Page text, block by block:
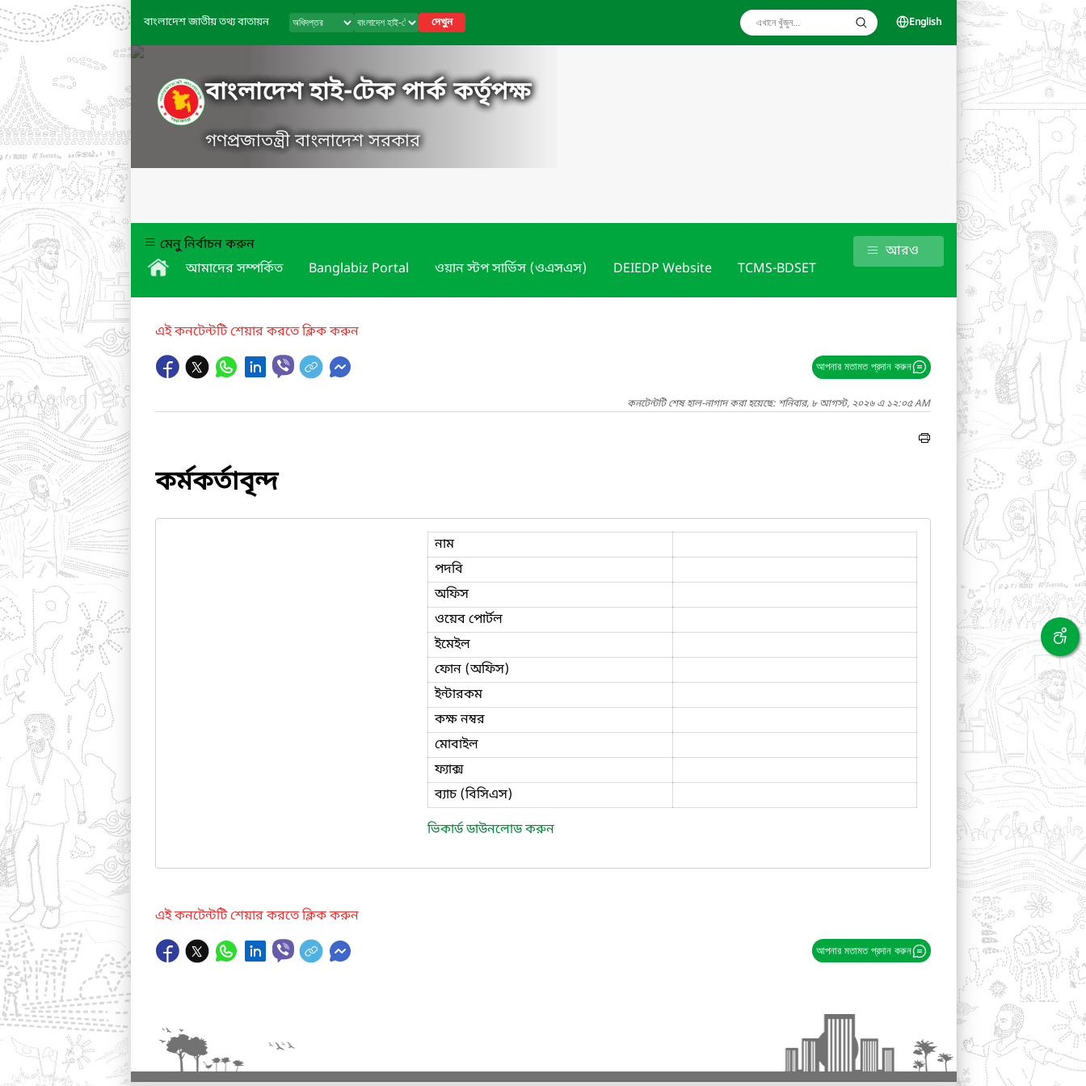
বাংলাদেশ জাতীয় তথ্য বাতায়ন দেখুন English
বাংলাদেশ হাই-টেক পার্ক কর্তৃপক্ষ
গণপ্রজাতন্ত্রী বাংলাদেশ সরকার
মেনু নির্বাচন করুন
আমাদের সম্পর্কিত
Banglabiz Portal ওয়ান স্টপ সার্ভিস (ওএসএস) DEIEDP Website TCMS-BDSET
আরও
এই কনটেন্টটি শেয়ার করতে ক্লিক করুন
আপনার মতামত প্রদান করুন
কনটেন্টটি শেষ হাল-নাগাদ করা হয়েছে: শনিবার, ৮ আগস্ট, ২০২৬ এ ১২:০৫ AM
কর্মকর্তাবৃন্দ
নাম
পদবি
অফিস
ওয়েব পোর্টল
ইমেইল
ফোন (অফিস)
ইন্টারকম
কক্ষ নম্বর
মোবাইল
ফ্যাক্স
ব্যাচ (বিসিএস)
ভিকার্ড ডাউনলোড করুন
এই কনটেন্টটি শেয়ার করতে ক্লিক করুন
আপনার মতামত প্রদান করুন